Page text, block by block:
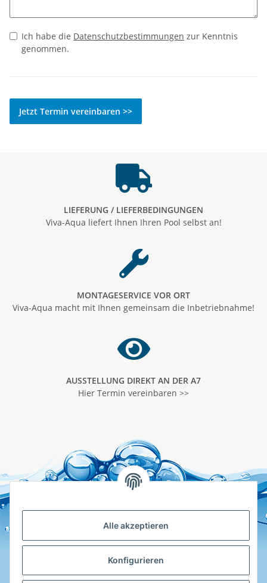
Alle akzeptieren
Konfigurieren
Ich habe die Datenschutzbestimmungen zur Kenntnis
genommen.
Jetzt Termin vereinbaren >>
LIEFERUNG / LIEFERBEDINGUNGEN
Viva-Aqua liefert Ihnen Ihren Pool selbst an!
MONTAGESERVICE VOR ORT
Viva-Aqua macht mit Ihnen gemeinsam die Inbetriebnahme!
AUSSTELLUNG DIREKT AN DER A7
Hier Termin vereinbaren >>